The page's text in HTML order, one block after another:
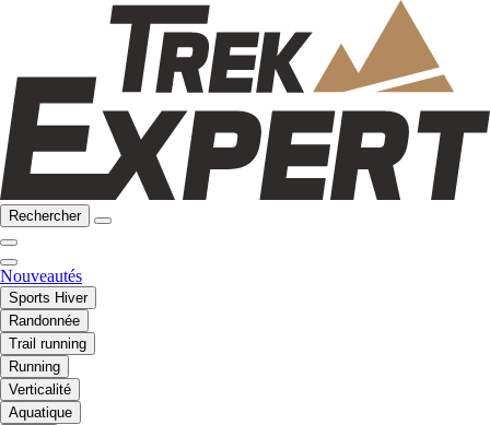
Rechercher
Nouveautés
Sports Hiver
Randonnée
Trail running
Running
Verticalité
Aquatique